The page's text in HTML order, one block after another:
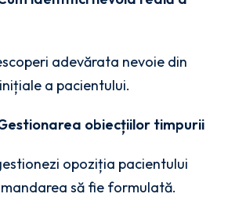
adevărata nevoie din
a pacientului.
obiecțiilor timpurii
opoziția pacientului
să fie formulată.